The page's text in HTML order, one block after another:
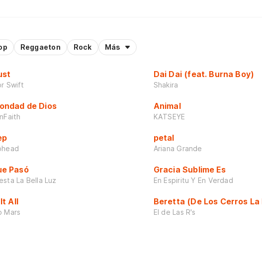
Reggaeton Rock Más
Swift
de Dios
Pasó
La Bella Luz
All
Mars
Dai Dai (feat. Burna Boy)
Shakira
Animal
KATSEYE
petal
Ariana Grande
Gracia Sublime Es
En Espiritu Y En Verdad
Beretta (De Los Cerros La
El de Las R's